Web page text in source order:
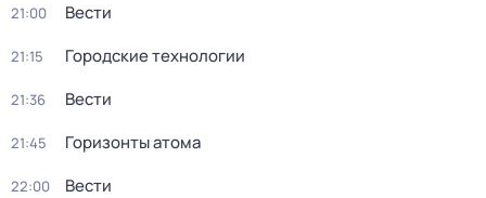
21:00 Вести
21:15 Городские технологии
21:36 Вести
21:45 Горизонты атома
22:00 Вести